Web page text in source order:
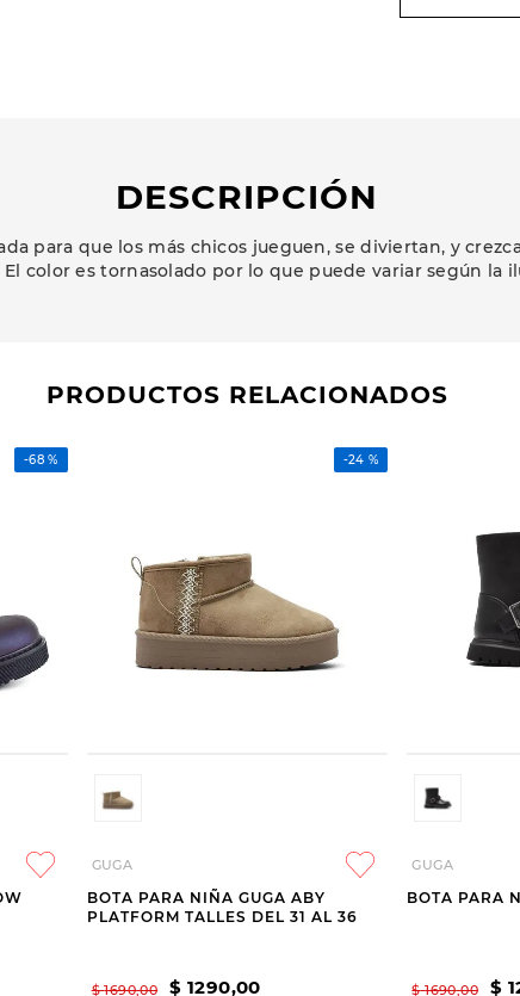
DESCRIPCIÓN
para que los más chicos jueguen, se diviertan, y
El color es tornasolado por lo que puede variar según la
PRODUCTOS RELACIONADOS
-68 % -24 %
GUGA
BOTA PARA NIÑA GUGA ABY
PLATFORM TALLES DEL 31 AL 36
$ 1690,00 $ 1290,00
GUGA
BOTA PARA
$ 1690,00 $